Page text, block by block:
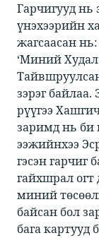
Гарчигууд нь
үнэхээрийн
жагсаасан
‘Миний Худал
зэрэг
рүүгээ
заримд нь би
ээжийнхээ
гэсэн гарчиг
гайхшрал огт
миний
байсан бол
бага картууд